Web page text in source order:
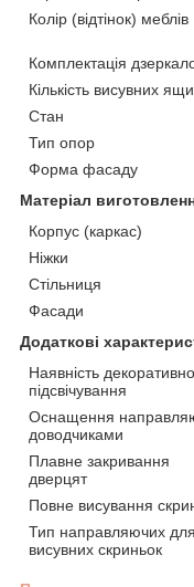
Колір (відтінок) меблів
Комплектація
Кількість висувних
Стан
Тип опор
Форма фасаду
Матеріал
Корпус (каркас)
Ніжки
Стільниця
Фасади
Додаткові
Наявність
підсвічування
Оснащення
доводчиками
Плавне закривання
дверцят
Повне висування
Тип направляючих для
висувних скриньок